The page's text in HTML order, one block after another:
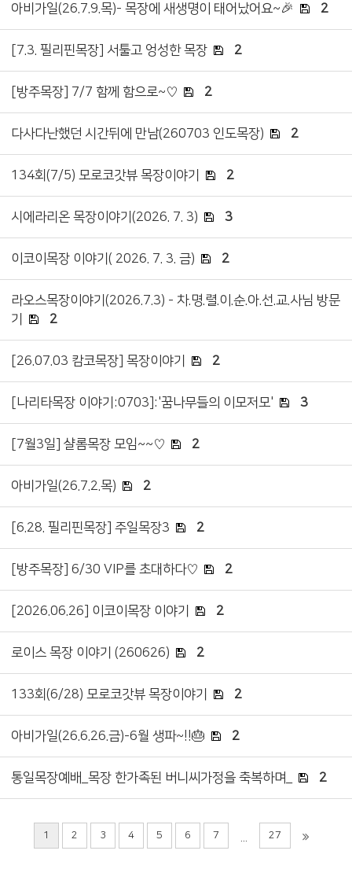
아비가일(26.7.9.목)- 목장에 새생명이 태어났어요~🎉 2
[7.3. 필리핀목장] 서툴고 엉성한 목장 2
[방주목장] 7/7 함께 함으로~♡ 2
다사다난했던 시간뒤에 만남(260703 인도목장) 2
134회(7/5) 모로코갓뷰 목장이야기 2
시에라리온 목장이야기(2026. 7. 3) 3
이코이목장 이야기( 2026. 7. 3. 금) 2
라오스목장이야기(2026.7.3) - 차.명.렬.이.순.아.선.교.사님 방문
기
2
[26.07.03 캄코목장] 목장이야기 2
[나리타목장 이야기:0703]:'꿈나무들의 이모저모' 3
[7월3일] 샬롬목장 모임~~♡ 2
아비가일(26.7.2.목) 2
[6.28. 필리핀목장] 주일목장3 2
[방주목장] 6/30 VIP를 초대하다♡ 2
[2026.06.26] 이코이목장 이야기 2
로이스 목장 이야기 (260626) 2
133회(6/28) 모로코갓뷰 목장이야기 2
아비가일(26.6.26.금)-6월 생파~!!🎂 2
통일목장예배_목장 한가족된 버니씨가정을 축복하며_ 2
1 2 3 4 5 6 7 27